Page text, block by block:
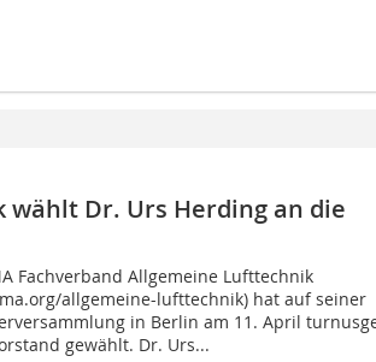
Dr. Urs Herding an die
Fachverband Allgemeine Lufttechnik
allgemeine-lufttechnik) hat auf seiner
in Berlin am 11. April
gewählt. Dr. Urs...